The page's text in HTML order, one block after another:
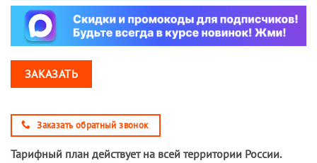
ЗАКАЗАТЬ
Заказать обратный звонок
Тарифный план действует на всей территории России.